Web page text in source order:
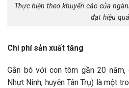
Thực hiện theo khuyến cáo của
đạt hiệu quả
Chi phí sản xuất tăng
Gắn bó với con tôm gần 20 năm,
Nhựt Ninh, huyện Tân Trụ) là một